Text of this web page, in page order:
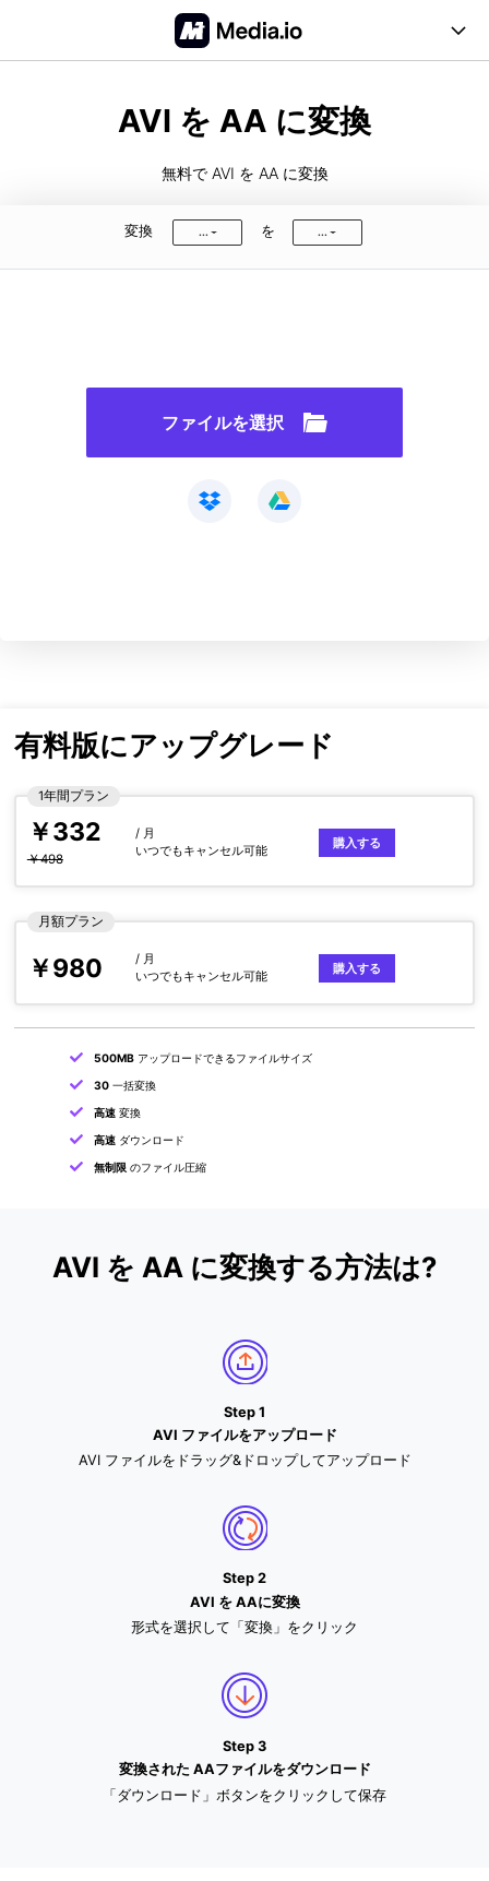
AVI を AA に変換
無料で AVI を AA に変換
変換 ... を ...
ファイルを選択
有料版にアップグレード
1年間プラン
￥332
￥498
/ 月
いつでもキャンセル可能
購入する
月額プラン
￥980
/ 月
いつでもキャンセル可能
購入する
500MBアップロードできるファイルサイズ
30一括変換
高速変換
高速ダウンロード
無制限のファイル圧縮
AVI を AA に変換する方法は?
Step 1
AVI ファイルをアップロード
AVI ファイルをドラッグ&ドロップしてアップロード
Step 2
AVI を AAに変換
形式を選択して「変換」をクリック
Step 3
変換された AAファイルをダウンロード
「ダウンロード」ボタンをクリックして保存